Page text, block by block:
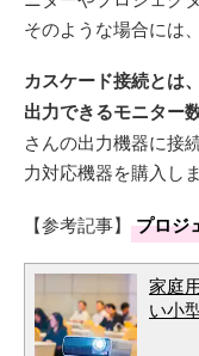
そのような場合には
カスケード接続とは
出力できるモニター
さんの出力機器に接
力対応機器を購入し
【参考記事】 プロジ
家庭
い小